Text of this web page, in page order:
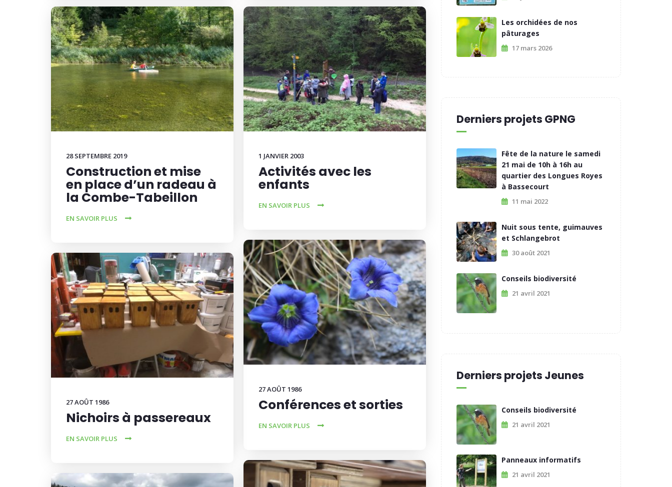
28 SEPTEMBRE 2019
Construction et mise
en place d’un radeau à
la Combe-Tabeillon
EN SAVOIR PLUS
1 JANVIER 2003
Activités avec les
enfants
EN SAVOIR PLUS
27 AOÛT 1986
Conférences et sorties
EN SAVOIR PLUS
27 AOÛT 1986
Nichoirs à passereaux
EN SAVOIR PLUS
Les orchidées de nos
pâturages
17 mars 2026
Derniers projets GPNG
Fête de la nature le samedi
21 mai de 10h à 16h au
quartier des Longues Royes
à Bassecourt
11 mai 2022
Nuit sous tente, guimauves
et Schlangebrot
30 août 2021
Conseils biodiversité
21 avril 2021
Derniers projets Jeunes
Conseils biodiversité
21 avril 2021
Panneaux informatifs
21 avril 2021